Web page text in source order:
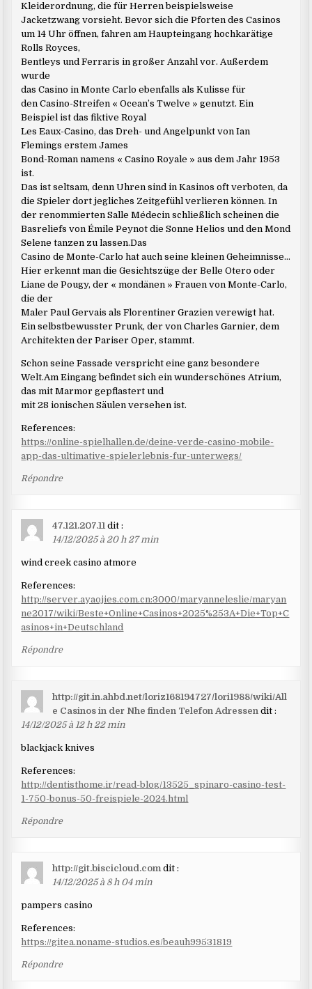
Kleiderordnung, die für Herren beispielsweise
Jacketzwang vorsieht. Bevor sich die Pforten des Casinos
um 14 Uhr öffnen, fahren am Haupteingang hochkarätige
Rolls Royces,
Bentleys und Ferraris in großer Anzahl vor. Außerdem
wurde
das Casino in Monte Carlo ebenfalls als Kulisse für
den Casino-Streifen « Ocean’s Twelve » genutzt. Ein
Beispiel ist das fiktive Royal
Les Eaux-Casino, das Dreh- und Angelpunkt von Ian
Flemings erstem James
Bond-Roman namens « Casino Royale » aus dem Jahr 1953
ist.
Das ist seltsam, denn Uhren sind in Kasinos oft verboten, da
die Spieler dort jegliches Zeitgefühl verlieren können. In
der renommierten Salle Médecin schließlich scheinen die
Basreliefs von Émile Peynot die Sonne Helios und den Mond
Selene tanzen zu lassen.Das
Casino de Monte-Carlo hat auch seine kleinen Geheimnisse…
Hier erkennt man die Gesichtszüge der Belle Otero oder
Liane de Pougy, der « mondänen » Frauen von Monte-Carlo,
die der
Maler Paul Gervais als Florentiner Grazien verewigt hat.
Ein selbstbewusster Prunk, der von Charles Garnier, dem
Architekten der Pariser Oper, stammt.
Schon seine Fassade verspricht eine ganz besondere
Welt.Am Eingang befindet sich ein wunderschönes Atrium,
das mit Marmor gepflastert und
mit 28 ionischen Säulen versehen ist.
References:
https://online-spielhallen.de/deine-verde-casino-mobile-
app-das-ultimative-spielerlebnis-fur-unterwegs/
Répondre
47.121.207.11 dit :
14/12/2025 à 20 h 27 min
wind creek casino atmore
References:
http://server.ayaojies.com.cn:3000/maryanneleslie/maryan
ne2017/wiki/Beste+Online+Casinos+2025%253A+Die+Top+C
asinos+in+Deutschland
Répondre
http://git.in.ahbd.net/loriz168194727/lori1988/wiki/All
e Casinos in der Nhe finden Telefon Adressen dit :
14/12/2025 à 12 h 22 min
blackjack knives
References:
http://dentisthome.ir/read-blog/13525_spinaro-casino-test-
1-750-bonus-50-freispiele-2024.html
Répondre
http://git.biscicloud.com dit :
14/12/2025 à 8 h 04 min
pampers casino
References:
https://gitea.noname-studios.es/beauh99531819
Répondre